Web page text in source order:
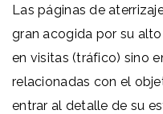
Las páginas de
gran acogida por su
en visitas (tráfico) sino
relacionadas con el
entrar al detalle de su